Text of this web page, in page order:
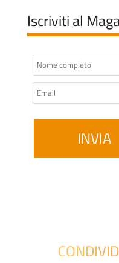
Iscriviti al